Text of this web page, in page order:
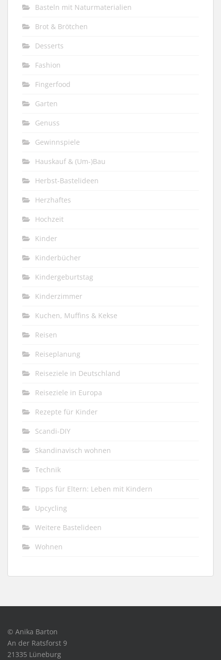
Basteln mit Naturmaterialien
Brot & Brötchen
Desserts
Fashion
Fingerfood
Garten
Genuss
Gewinnspiele
Hauskauf & (Um-)Bau
Herbst-Bastelideen
Herzhaftes
Hochzeit
Kinder
Kinderbücher
Kindergeburtstag
Kinderzimmer
Kuchen, Muffins & Kekse
Reisen
Reiseplanung
Reiseziele in Deutschland
Reiseziele in Europa
Rezepte für Kinder
Scandi-DIY
Skandinavisch wohnen
Technik
Tipps für Eltern: Leben mit Kindern
Upcycling
Weitere Bastelideen
Wohnen
© Anika Barton
An der Ratsforst 9
21335 Lüneburg